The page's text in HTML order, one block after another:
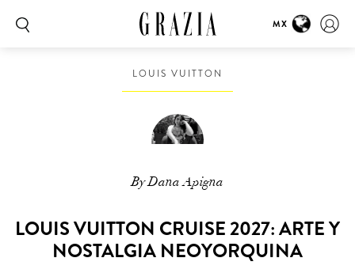
MX
LOUIS VUITTON
By Dana Apigna
LOUIS VUITTON CRUISE 2027: ARTE Y
NOSTALGIA NEOYORQUINA